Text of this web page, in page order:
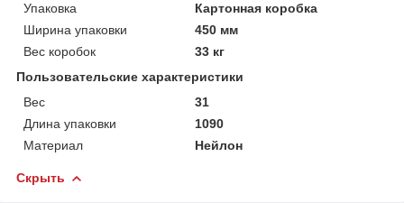
Упаковка
Картонная коробка
Ширина упаковки
450 мм
Вес коробок
33 кг
Пользовательские характеристики
Вес
31
Длина упаковки
1090
Материал
Нейлон
Скрыть